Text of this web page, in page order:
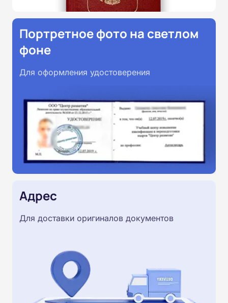
Портретное фото на светлом
фоне
Для оформления удостоверения
Адрес
Для доставки оригиналов документов